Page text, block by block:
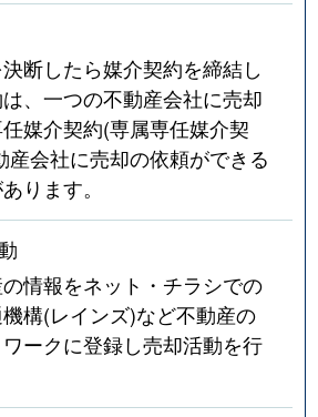
断したら媒介契約を締結し
、一つの不動産会社に売却
媒介契約(専属専任媒介契
産会社に売却の依頼ができる
ります。
情報をネット・チラシでの
構(レインズ)など不動産の
ークに登録し売却活動を行